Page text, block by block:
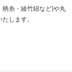
柄糸・綾竹紐など)や丸
します。